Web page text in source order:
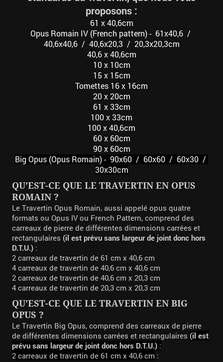
proposons :
61 x 40,6cm
Opus Romain IV (French pattern) - 61x40,6 /
40,6x40,6 / 40,6x20,3 / 20,3x20,3cm
40,6 x 40,6cm
10 x 10cm
15 x 15cm
Tomettes 16 x 16cm
20 x 20cm
61 x 33cm
100 x 33cm
100 x 40,6cm
60 x 60cm
90 x 60cm
Big Opus (Opus Romain) - 90x60 / 60x60 / 60x30 /
30x30cm
QU’EST-CE QUE LE TRAVERTIN EN OPUS
ROMAIN ?
Le Travertin Opus Romain, aussi appelé opus quatre
formats ou Opus IV ou French Pattern, comprend des
carreaux de pierre de différentes dimensions carrées et
rectangulaires (il est prévu sans largeur de joint donc hors
D.T.U.) :
2 carreaux de travertin de 61 cm x 40,6 cm
4 carreaux de travertin de 40,6 cm x 40,6 cm
2 carreaux de travertin de 40,6 cm x 20,3 cm
4 carreaux de travertin de 20,3 cm x 20,3 cm
QU’EST-CE QUE LE TRAVERTIN EN BIG
OPUS ?
Le Travertin Big Opus, comprend des carreaux de pierre
de différentes dimensions carrées et rectangulaires (il est
prévu sans largeur de joint donc hors D.T.U.) :
2 carreaux de travertin de 61 cm x 40,6 cm :